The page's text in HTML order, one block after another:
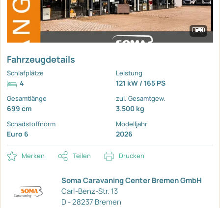
Fahrzeugdetails
Schlafplätze
4
Leistung
121 kW / 165 PS
Gesamtlänge
699 cm
zul. Gesamtgew.
3.500 kg
Schadstoffnorm
Euro 6
Modelljahr
2026
Merken Teilen Drucken
Soma Caravaning Center Bremen GmbH
Carl-Benz-Str. 13
D - 28237 Bremen